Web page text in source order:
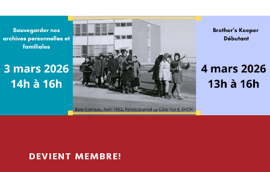
DE LA CÔTE-NORD
DEVIENT MEMBRE!